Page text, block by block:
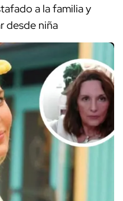
a la familia y
desde niña